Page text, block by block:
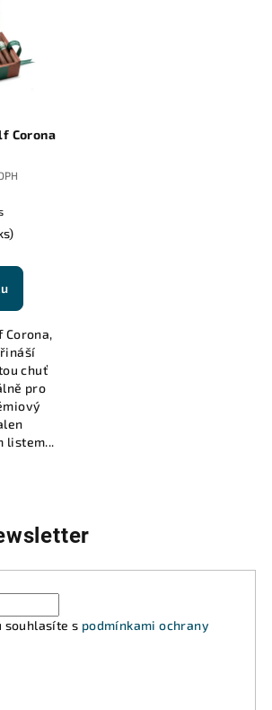
Corona
Corona,
chuť
pro
listem...
souhlasíte s podmínkami ochrany